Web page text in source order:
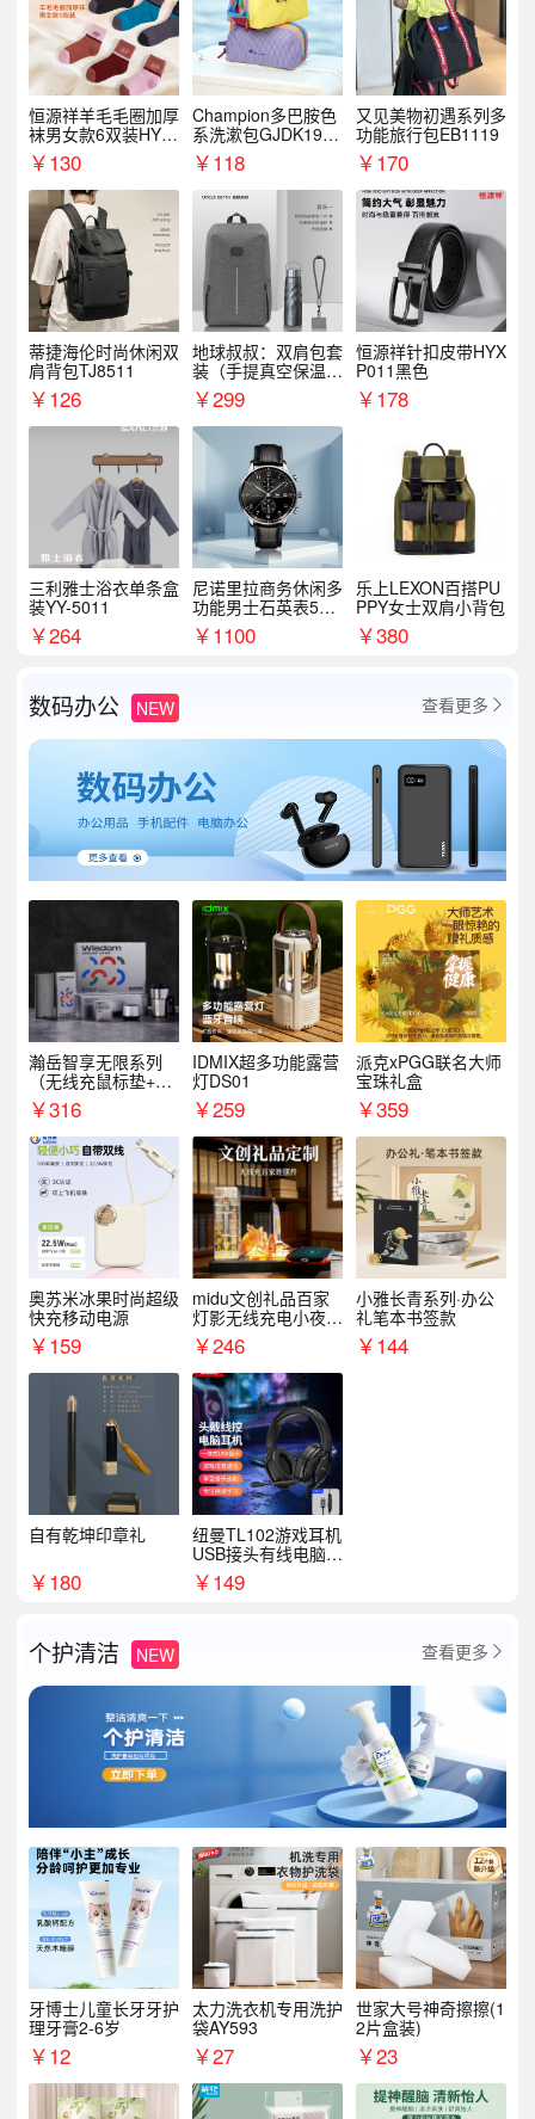
恒源祥羊毛毛圈加厚
袜男女款6双装HYX
068WZ
￥130
Champion多巴胺色
系洗漱包GJDK19R
1￥118
又见美物初遇系列多
功能旅行包EB1119
￥170
蒂捷海伦时尚休闲双
肩背包TJ8511
￥126
地球叔叔：双肩包套
装（手提真空保温杯
+手机挂绳）
￥299
恒源祥针扣皮带HYX
P011黑色
￥178
三利雅士浴衣单条盒
装YY-5011
￥264
尼诺里拉商务休闲多
功能男士石英表510
05
￥1100
乐上LEXON百搭PU
PPY女士双肩小背包
￥380
数码办公 NEW 查看更多 
瀚岳智享无限系列
（无线充鼠标垫+飞
利浦音响+乐扣咖啡
杯）
￥316
IDMIX超多功能露营
灯DS01
￥259
派克xPGG联名大师
宝珠礼盒
￥359
奥苏米冰果时尚超级
快充移动电源
￥159
midu文创礼品百家
灯影无线充电小夜灯
纪念礼品定制
￥246
小雅长青系列·办公
礼笔本书签款
￥144
自有乾坤印章礼
￥180
纽曼TL102游戏耳机
USB接头有线电脑耳
机耳麦
￥149
个护清洁 NEW 查看更多 
牙博士儿童长牙牙护
理牙膏2-6岁
￥12
太力洗衣机专用洗护
袋AY593
￥27
世家大号神奇擦擦(1
2片盒装)
￥23